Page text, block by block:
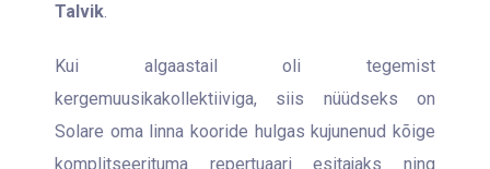
Talvik.
Kui algaastail oli tegemist
kergemuusikakollektiiviga, siis nüüdseks on
Solare oma linna kooride hulgas kujunenud kõige
komplitseerituma repertuaari esitajaks ning